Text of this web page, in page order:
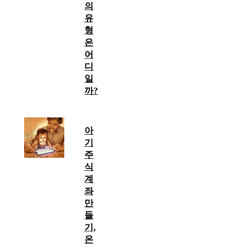
의
유
형
은
어
디
일
까?
아
기
주
식
계
좌
만
들
기,
온